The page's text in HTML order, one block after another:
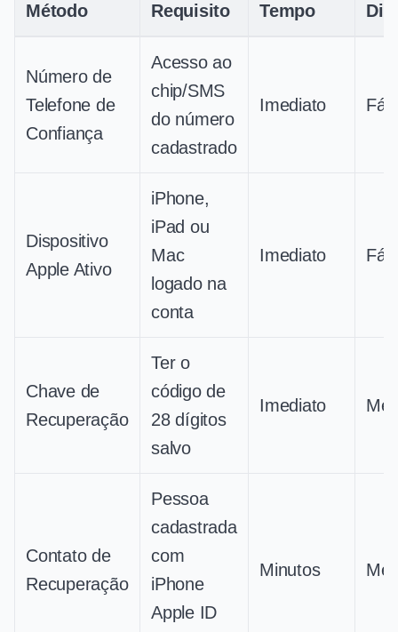
Método Requisito Tempo
Número de
Telefone de
Confiança
Acesso ao
chip/SMS
do número
cadastrado
Imediato
Dispositivo
Apple Ativo
iPhone,
iPad ou
Mac
logado na
conta
Imediato
Chave de
Recuperação
Ter o
código de
28 dígitos
salvo
Imediato
Contato de
Recuperação
Pessoa
cadastrada
com
iPhone
Apple ID
Minutos